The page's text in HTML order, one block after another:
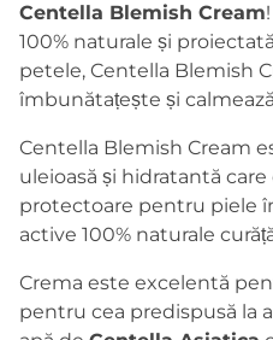
Centella Blemish Cream
100% naturale și
petele, Centella Blemish
îmbunătațește și
Centella Blemish Cream
uleioasă și hidratantă care
protectoare pentru piele
active 100% naturale
Crema este excelentă
pentru cea predispusă la